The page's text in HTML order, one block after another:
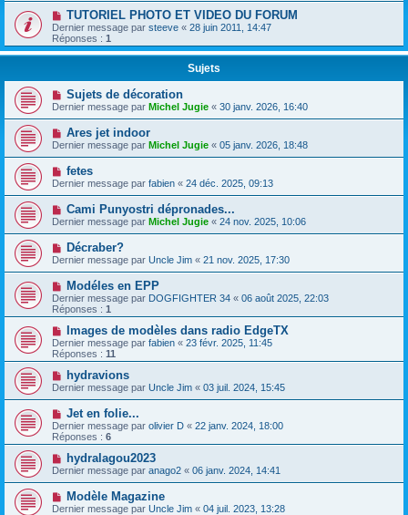
TUTORIEL PHOTO ET VIDEO DU FORUM
Dernier message par steeve « 28 juin 2011, 14:47
Réponses : 1
Sujets
Sujets de décoration
Dernier message par Michel Jugie « 30 janv. 2026, 16:40
Ares jet indoor
Dernier message par Michel Jugie « 05 janv. 2026, 18:48
fetes
Dernier message par fabien « 24 déc. 2025, 09:13
Cami Punyostri dépronades...
Dernier message par Michel Jugie « 24 nov. 2025, 10:06
Décraber?
Dernier message par Uncle Jim « 21 nov. 2025, 17:30
Modéles en EPP
Dernier message par DOGFIGHTER 34 « 06 août 2025, 22:03
Réponses : 1
Images de modèles dans radio EdgeTX
Dernier message par fabien « 23 févr. 2025, 11:45
Réponses : 11
hydravions
Dernier message par Uncle Jim « 03 juil. 2024, 15:45
Jet en folie...
Dernier message par olivier D « 22 janv. 2024, 18:00
Réponses : 6
hydralagou2023
Dernier message par anago2 « 06 janv. 2024, 14:41
Modèle Magazine
Dernier message par Uncle Jim « 04 juil. 2023, 13:28